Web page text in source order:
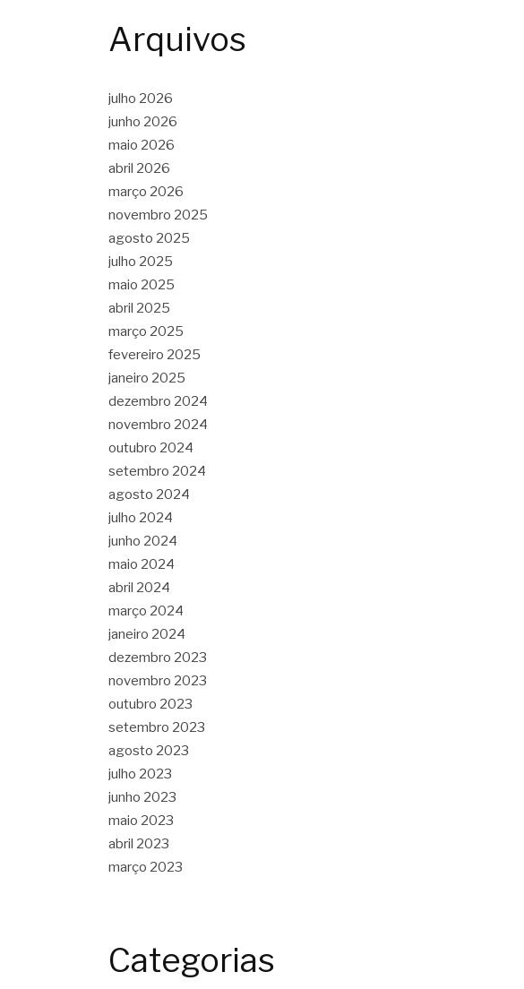
Arquivos
julho 2026
junho 2026
maio 2026
abril 2026
março 2026
novembro 2025
agosto 2025
julho 2025
maio 2025
abril 2025
março 2025
fevereiro 2025
janeiro 2025
dezembro 2024
novembro 2024
outubro 2024
setembro 2024
agosto 2024
julho 2024
junho 2024
maio 2024
abril 2024
março 2024
janeiro 2024
dezembro 2023
novembro 2023
outubro 2023
setembro 2023
agosto 2023
julho 2023
junho 2023
maio 2023
abril 2023
março 2023
Categorias